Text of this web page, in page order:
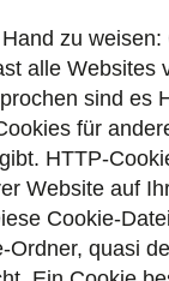
zu
alle Websites
sind es
für
HTTP-
Website auf
Cookie-
quasi